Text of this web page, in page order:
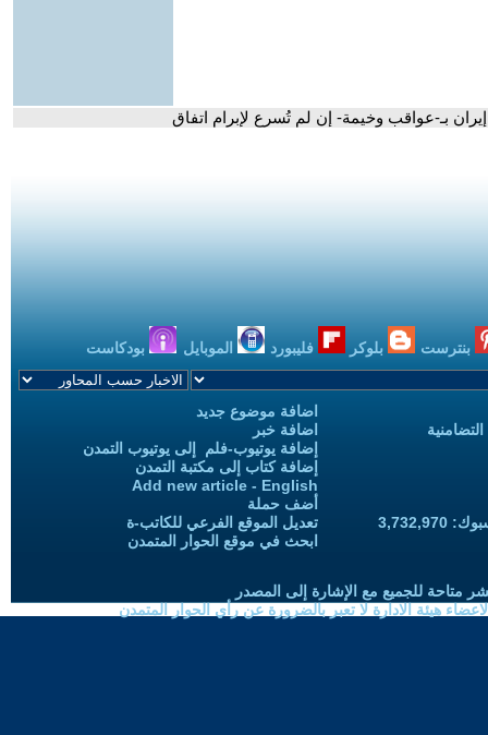
بـ-عواقب وخيمة- إن لم تُسرع لإبرام اتفاق
بنترست بلوكر فليبورد الموبايل بودكاست
اضافة موضوع جديد
اضافة خبر
إضافة يوتيوب-فلم إلى يوتيوب التمدن
إضافة كتاب إلى مكتبة التمدن
Add new article - English
أضف حملة
تعديل الموقع الفرعي للكاتب-ة
ابحث في موقع الحوار المتمدن
متاحة للجميع مع الإشارة إلى المصدر
هيئة الادارة لا تعبر بالضرورة عن رأي الحوار المتمدن